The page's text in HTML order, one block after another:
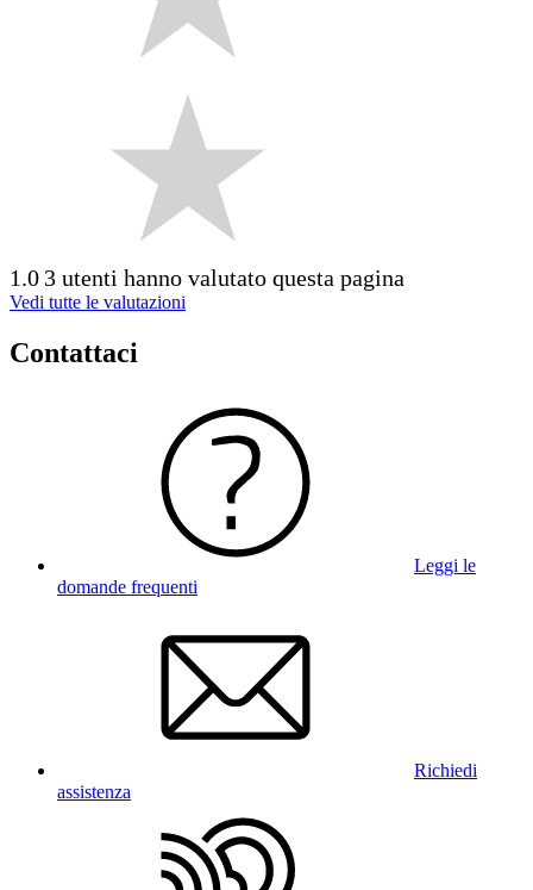
1.0 3 utenti hanno valutato questa pagina
Vedi tutte le valutazioni
Contattaci
Leggi le
domande frequenti
Richiedi
assistenza